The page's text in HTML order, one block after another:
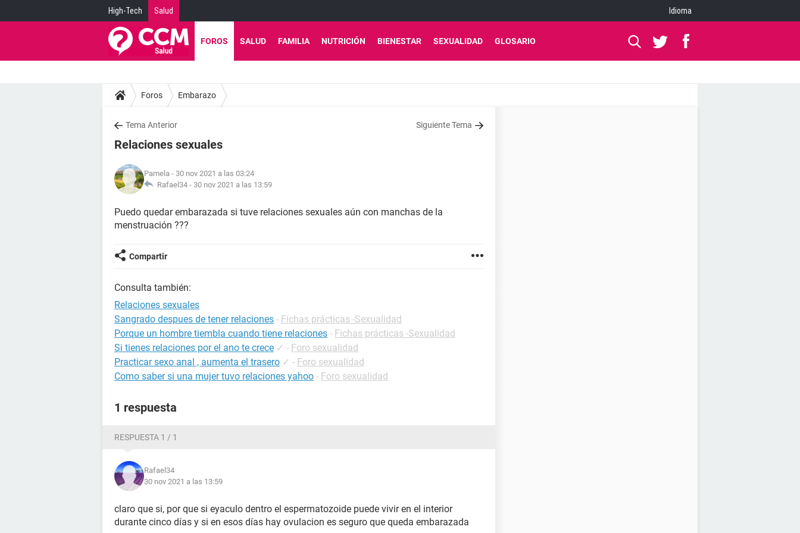
High-Tech Salud Idioma
FOROS SALUD FAMILIA NUTRICIÓN BIENESTAR SEXUALIDAD GLOSARIO
Foros Embarazo
Tema Anterior Siguiente Tema
Relaciones sexuales
Pamela - 30 nov 2021 a las 03:24
Rafael34 - 30 nov 2021 a las 13:59
Puedo quedar embarazada si tuve relaciones sexuales aún con manchas de la
menstruación ???
Compartir
Consulta también:
Relaciones sexuales
Sangrado despues de tener relaciones - Fichas prácticas -Sexualidad
Porque un hombre tiembla cuando tiene relaciones - Fichas prácticas -Sexualidad
Si tienes relaciones por el ano te crece ✓ - Foro sexualidad
Practicar sexo anal , aumenta el trasero ✓ - Foro sexualidad
Como saber si una mujer tuvo relaciones yahoo - Foro sexualidad
1 respuesta
RESPUESTA 1 / 1
Rafael34
30 nov 2021 a las 13:59
claro que si, por que si eyaculo dentro el espermatozoide puede vivir en el interior
durante cinco días y si en esos días hay ovulacion es seguro que queda embarazada